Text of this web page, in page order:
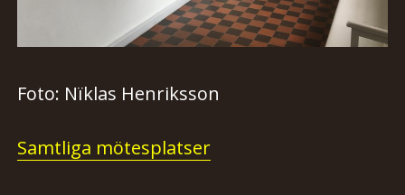
Foto: Nïklas Henriksson
Samtliga mötesplatser